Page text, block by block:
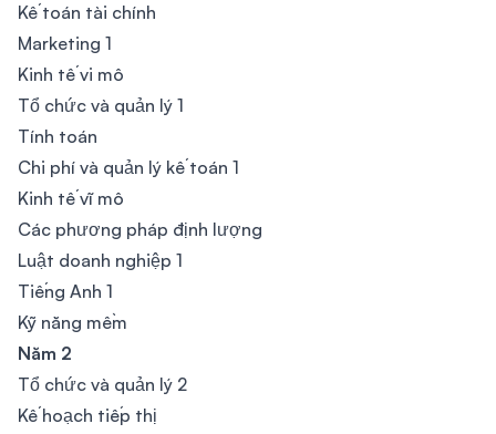
Kế toán tài chính
Marketing 1
Kinh tế vi mô
Tổ chức và quản lý 1
Tính toán
Chi phí và quản lý kế toán 1
Kinh tế vĩ mô
Các phương pháp định lượng
Luật doanh nghiệp 1
Tiếng Anh 1
Kỹ năng mềm
Năm 2
Tổ chức và quản lý 2
Kế hoạch tiếp thị